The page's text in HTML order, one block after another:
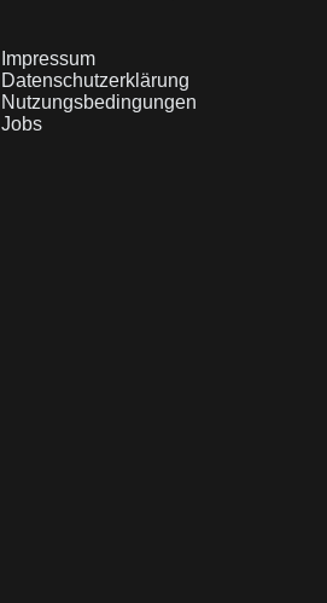
Impressum
Datenschutzerklärung
Nutzungsbedingungen
Jobs